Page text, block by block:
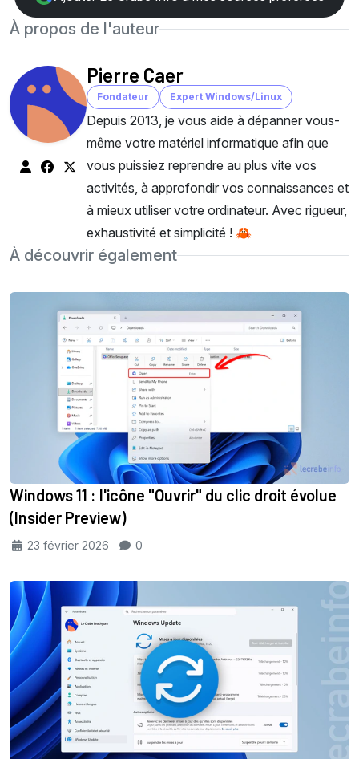
À propos de l'auteur
Pierre Caer
Fondateur Expert Windows/Linux
Depuis 2013, je vous aide à dépanner vous-
même votre matériel informatique afin que
vous puissiez reprendre au plus vite vos
activités, à approfondir vos connaissances et
à mieux utiliser votre ordinateur. Avec rigueur,
exhaustivité et simplicité ! 🦀
À découvrir également
Windows 11 : l'icône "Ouvrir" du clic droit évolue
(Insider Preview)
23 février 2026 0